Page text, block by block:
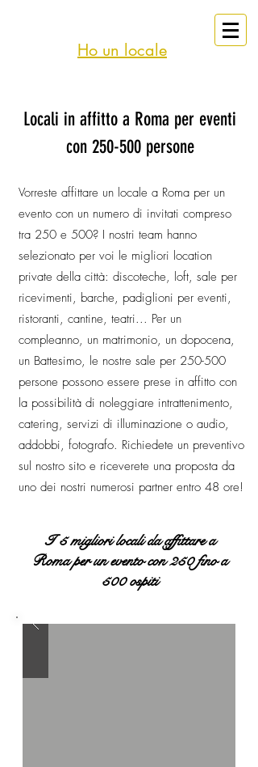
Ho un locale
Locali in affitto a Roma per eventi
con 250-500 persone
Vorreste affittare un locale a Roma per un
evento con un numero di invitati compreso
tra 250 e 500? I nostri team hanno
selezionato per voi le migliori location
private della città: discoteche, loft, sale per
ricevimenti, barche, padiglioni per eventi,
ristoranti, cantine, teatri... Per un
compleanno, un matrimonio, un dopocena,
un Battesimo, le nostre sale per 250-500
persone possono essere prese in affitto con
la possibilità di noleggiare intrattenimento,
catering, servizi di illuminazione o audio,
addobbi, fotografo. Richiedete un preventivo
sul nostro sito e riceverete una proposta da
uno dei nostri numerosi partner entro 48 ore!
I 5 migliori locali da affittare a
Roma per un evento con 250 fino a
500 ospiti